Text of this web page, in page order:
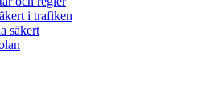
i trafiken
säkert